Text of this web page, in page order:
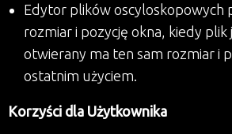
Edytor plików oscyloskopowych
rozmiar i pozycję okna, kiedy
otwierany ma ten sam rozmiar i
ostatnim użyciem.
Korzyści dla Użytkownika